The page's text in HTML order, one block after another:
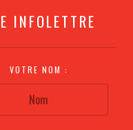
INFOLETTRE
VOTRE NOM :